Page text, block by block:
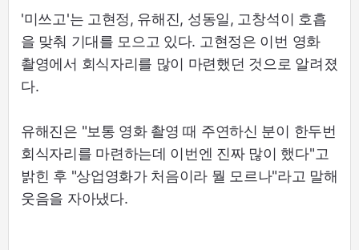
'미쓰고'는 고현정, 유해진, 성동일, 고창석이 호흡
을 맞춰 기대를 모으고 있다. 고현정은 이번 영화
촬영에서 회식자리를 많이 마련했던 것으로 알려졌
다.
유해진은 "보통 영화 촬영 때 주연하신 분이 한두번
회식자리를 마련하는데 이번엔 진짜 많이 했다"고
밝힌 후 "상업영화가 처음이라 뭘 모르나"라고 말해
웃음을 자아냈다.